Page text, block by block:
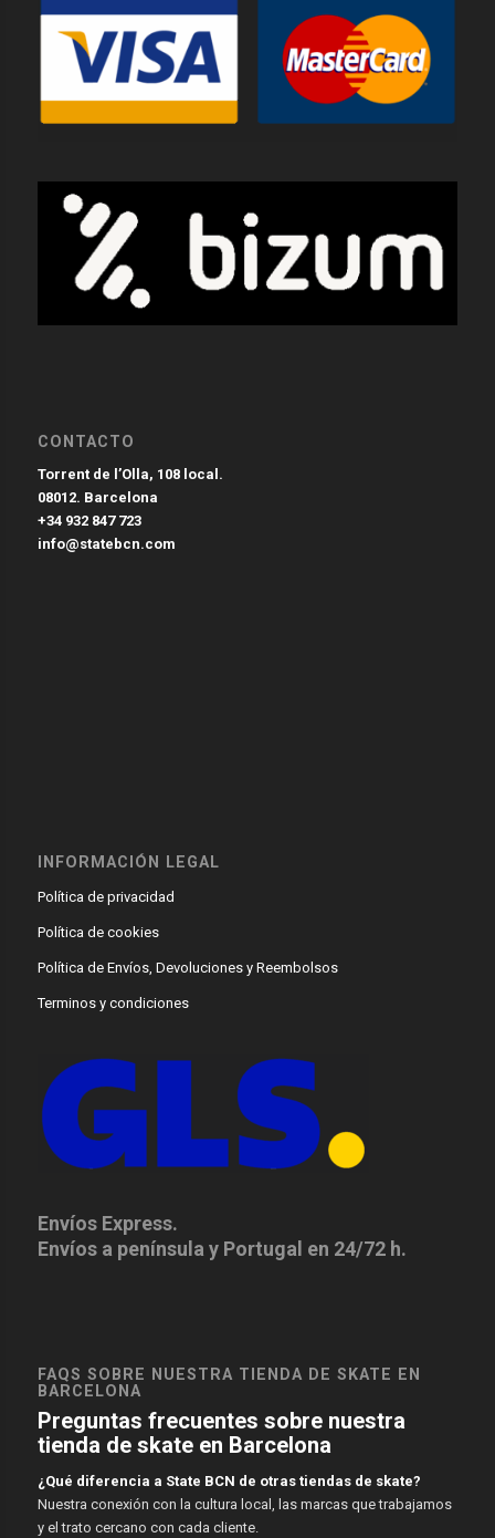
CONTACTO
Torrent de l’Olla, 108 local.
08012. Barcelona
+34 932 847 723
info@statebcn.com
INFORMACIÓN LEGAL
Política de privacidad
Política de cookies
Política de Envíos, Devoluciones y Reembolsos
Terminos y condiciones
Envíos Express.
Envíos a península y Portugal en 24/72 h.
FAQS SOBRE NUESTRA TIENDA DE SKATE EN
BARCELONA
Preguntas frecuentes sobre nuestra
tienda de skate en Barcelona
¿Qué diferencia a State BCN de otras tiendas de skate?
Nuestra conexión con la cultura local, las marcas que trabajamos
y el trato cercano con cada cliente.